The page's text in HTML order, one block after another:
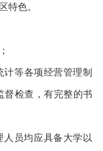
色。
等各项经营管理制
督检查，有完整的书
员均应具备大学以